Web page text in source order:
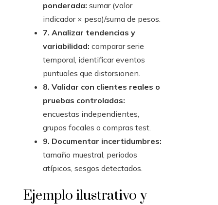
ponderada: sumar (valor
indicador × peso)/suma de pesos.
7. Analizar tendencias y
variabilidad: comparar serie
temporal, identificar eventos
puntuales que distorsionen.
8. Validar con clientes reales o
pruebas controladas:
encuestas independientes,
grupos focales o compras test.
9. Documentar incertidumbres:
tamaño muestral, periodos
atípicos, sesgos detectados.
Ejemplo ilustrativo y